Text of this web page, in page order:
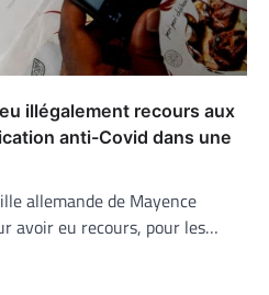
illégalement recours aux
anti-Covid dans une
allemande de Mayence
avoir eu recours, pour les…